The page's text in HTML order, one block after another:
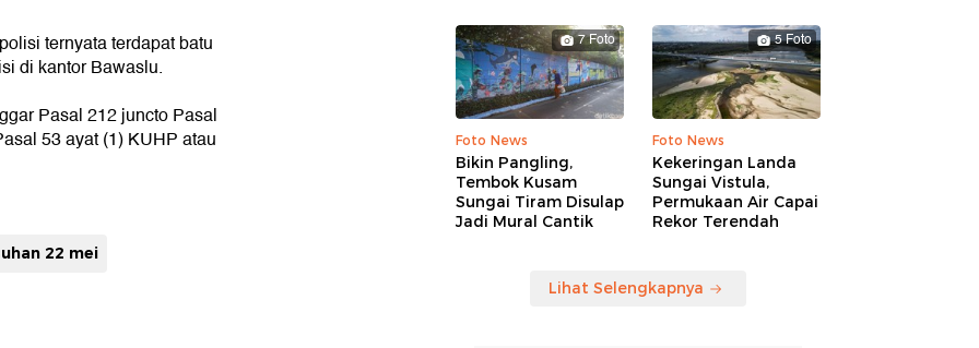
ternyata terdapat batu
di kantor Bawaslu.
Pasal 212 juncto Pasal
53 ayat (1) KUHP atau
22 mei
7 Foto
Foto News
Bikin Pangling,
Tembok Kusam
Sungai Tiram Disulap
Jadi Mural Cantik
5 Foto
Foto News
Kekeringan Landa
Sungai Vistula,
Permukaan Air Capai
Rekor Terendah
Lihat Selengkapnya